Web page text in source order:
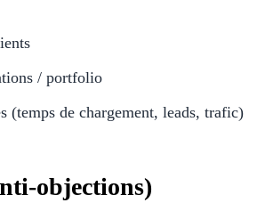
/ portfolio
(temps de chargement, leads, trafic)
objections)